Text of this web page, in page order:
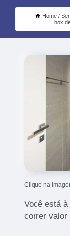
Home
box
Clique na
Você está
correr valor